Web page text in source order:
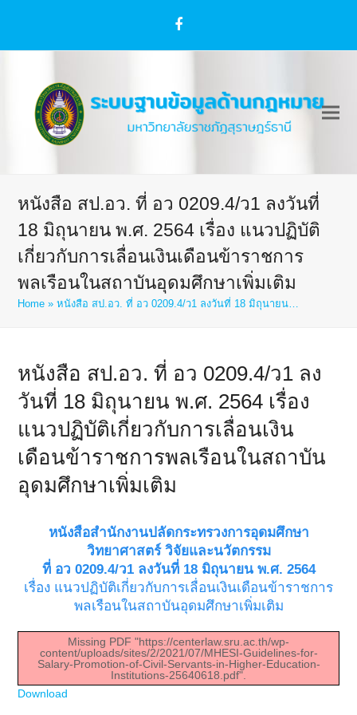
Facebook
หนังสือ สป.อว. ที่ อว 0209.4/ว1 ลงวันที่
18 มิถุนายน พ.ศ. 2564 เรื่อง แนวปฏิบัติ
เกี่ยวกับการเลื่อนเงินเดือนข้าราชการ
พลเรือนในสถาบันอุดมศึกษาเพิ่มเติม
Home »หนังสือ สป.อว. ที่ อว 0209.4/ว1 ลงวันที่ 18 มิถุนายน…
หนังสือ สป.อว. ที่ อว 0209.4/ว1 ลง
วันที่ 18 มิถุนายน พ.ศ. 2564 เรื่อง
แนวปฏิบัติเกี่ยวกับการเลื่อนเงิน
เดือนข้าราชการพลเรือนในสถาบัน
อุดมศึกษาเพิ่มเติม
หนังสือสำนักงานปลัดกระทรวงการอุดมศึกษา
วิทยาศาสตร์ วิจัยและนวัตกรรม
ที่ อว 0209.4/ว1 ลงวันที่ 18 มิถุนายน พ.ศ. 2564
เรื่อง แนวปฏิบัติเกี่ยวกับการเลื่อนเงินเดือนข้าราชการ
พลเรือนในสถาบันอุดมศึกษาเพิ่มเติม
Missing PDF "https://centerlaw.sru.ac.th/wp-
content/uploads/sites/2/2021/07/MHESI-Guidelines-for-
Salary-Promotion-of-Civil-Servants-in-Higher-Education-
Institutions-25640618.pdf".
Download